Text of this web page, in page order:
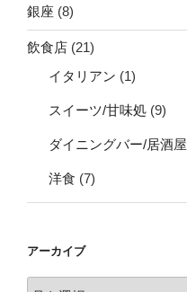
銀座 (8)
飲食店 (21)
イタリアン (1)
スイーツ/甘味処 (9)
ダイニングバー/居酒屋
洋食 (7)
アーカイブ